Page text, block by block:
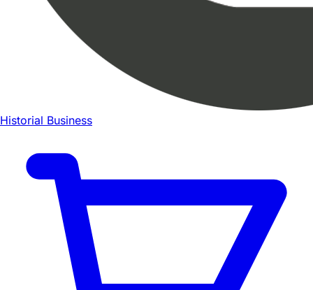
Historial Business